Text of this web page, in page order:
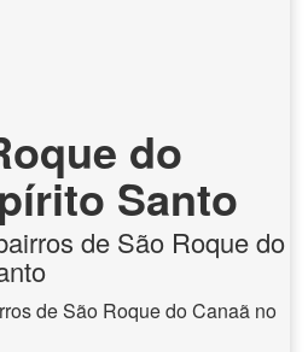
do
Santo
de São Roque do
de São Roque do Canaã no